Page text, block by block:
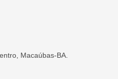
Macaúbas-BA.